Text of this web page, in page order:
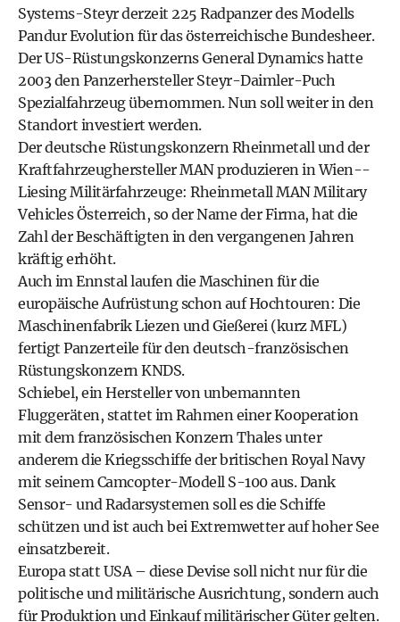
Systems-­Steyr derzeit 225 Radpanzer des Modells
Pandur Evolution für das österreichische Bundesheer.
Der US-Rüstungskonzerns General Dynamics hatte
2003 den Panzerhersteller Steyr-Daimler-Puch
Spezialfahrzeug übernommen. Nun soll weiter in den
Standort investiert werden.
Der deutsche Rüstungskonzern Rheinmetall und der
Kraftfahrzeughersteller MAN produzieren in Wien-­
Liesing Militärfahrzeuge: Rheinmetall MAN Military
Vehicles Österreich, so der Name der Firma, hat die
Zahl der Beschäftigten in den vergangenen Jahren
kräftig erhöht.
Auch im Ennstal laufen die Maschinen für die
europäische Aufrüstung schon auf Hochtouren: Die
Maschinenfabrik Liezen und Gießerei (kurz MFL)
fertigt Panzerteile für den deutsch-französischen
Rüstungskonzern KNDS.
Schiebel, ein Hersteller von unbemannten
Fluggeräten, stattet im Rahmen einer Kooperation
mit dem französischen Konzern Thales unter
anderem die Kriegsschiffe der britischen Royal Navy
mit seinem Camcopter-­Modell S-100 aus. Dank
Sensor- und Radarsystemen soll es die Schiffe
schützen und ist auch bei Extremwetter auf hoher See
einsatzbereit.
Europa statt USA – diese Devise soll nicht nur für die
politische und militärische Ausrichtung, sondern auch
für Produktion und Einkauf militärischer Güter gelten.